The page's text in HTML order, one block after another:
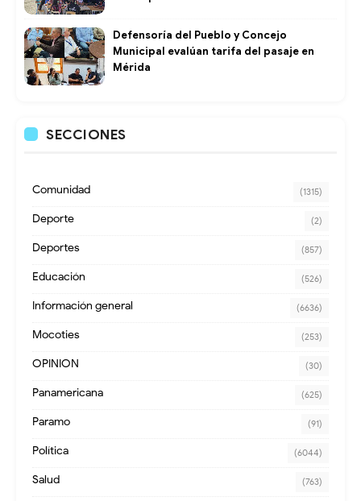
Defensoría del Pueblo y Concejo
Municipal evalúan tarifa del pasaje en
Mérida
SECCIONES
Comunidad (1315)
Deporte (2)
Deportes (857)
Educación (526)
Información general (6636)
Mocoties (253)
OPINION (30)
Panamericana (625)
Paramo (91)
Política (6044)
Salud (763)